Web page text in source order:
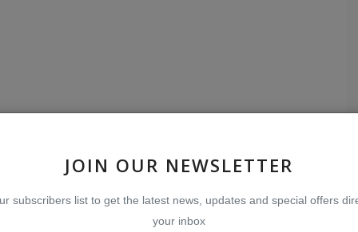
JOIN OUR NEWSLETTER
subscribers list to get the latest news, updates and special offers
your inbox
சுயாட்சிக்கு விடைகொடுக்கும்...
மொழிபெயர்ப்பு கட்டுரைகள்